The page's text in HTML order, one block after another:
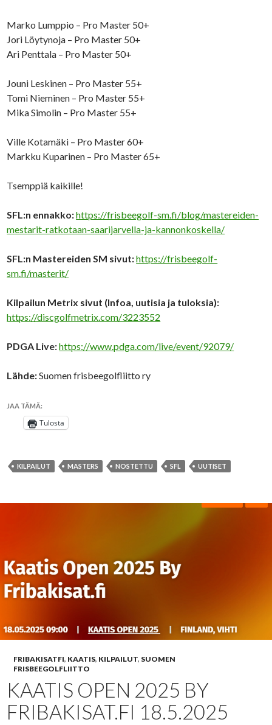
Marko Lumppio – Pro Master 50+
Jori Löytynoja – Pro Master 50+
Ari Penttala – Pro Master 50+
Jouni Leskinen – Pro Master 55+
Tomi Nieminen – Pro Master 55+
Mika Simolin – Pro Master 55+
Ville Kotamäki – Pro Master 60+
Markku Kuparinen – Pro Master 65+
Tsemppiä kaikille!
SFL:n ennakko:https://frisbeegolf-sm.fi/blog/mastereiden-
mestarit-ratkotaan-saarijarvella-ja-kannonkoskella/
SFL:n Mastereiden SM sivut:https://frisbeegolf-
sm.fi/masterit/
Kilpailun Metrix sivut (Infoa, uutisia ja tuloksia):
https://discgolfmetrix.com/3223552
PDGA Live:https://www.pdga.com/live/event/92079/
Lähde:Suomen frisbeegolfliitto ry
JAA TÄMÄ:
Tulosta
KILPAILUT MASTERS NOSTETTU SFL UUTISET
FRIBAKISATFI, KAATIS, KILPAILUT, SUOMEN
FRISBEEGOLFLIITTO
KAATIS OPEN 2025 BY
FRIBAKISAT.FI 18.5.2025